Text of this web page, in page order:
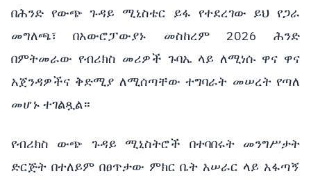
በሕንድ የውጭ ጉዳይ ሚኒስቴር ይፋ የተደረገው ይህ የጋራ
መግለጫ፣ በአውሮፓውያኑ መስከረም 2026 ሕንድ
በምትመራው የብሪክስ መሪዎች ጉባኤ ላይ ለሚነሱ ዋና ዋና
አጀንዳዎችና ቅድሚያ ለሚሰጣቸው ተግባራት መሠረት የጣለ
መሆኑ ተገልጿል።
የብሪክስ ውጭ ጉዳይ ሚኒስትሮች በተባበሩት መንግሥታት
ድርጅት በተለይም በፀጥታው ምክር ቤት አሠራር ላይ አፋጣኝ